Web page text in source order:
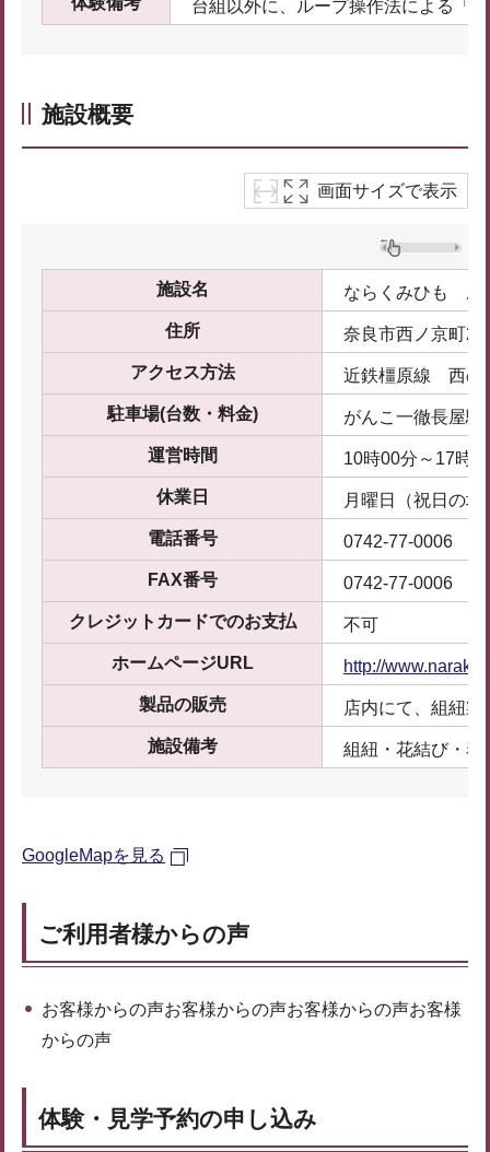
台組以外に、ループ操作法による「
施設概要
画面サイズで表示
施設名 ならくみひも 鳳
住所 奈良市西ノ京町
アクセス方法 近鉄橿原線 西
駐車場(台数・料金) がんこ一徹長屋
運営時間 10時00分～17時
休業日 月曜日（祝日の場
電話番号 0742-77-0006
FAX番号 0742-77-0006
クレジットカードでのお支払 不可
ホームページURL http://
製品の販売 店内にて、組紐製
施設備考 組紐・花結び・着
GoogleMapを見る
ご利用者様からの声
お客様からの声お客様からの声お客様からの声お客様
からの声
体験・見学予約の申し込み